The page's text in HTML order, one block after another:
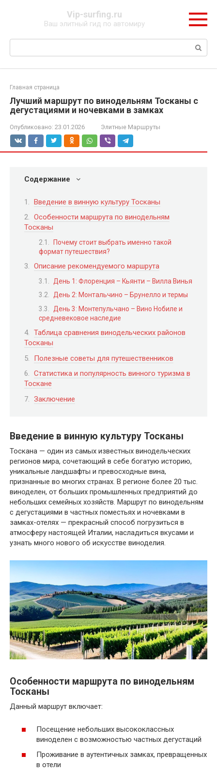
Vip-surfing.ru
Ваш элитный гид по автомиру
Поиск:
Главная страница
Лучший маршрут по винодельням Тосканы с
дегустациями и ночевками в замках
Опубликовано: 23.01.2026 Элитные Маршруты
Содержание
Введение в винную культуру Тосканы
Особенности маршрута по винодельням
Тосканы
Почему стоит выбрать именно такой
формат путешествия?
Описание рекомендуемого маршрута
День 1: Флоренция – Кьянти – Вилла Винья
День 2: Монтальчино – Брунелло и термы
День 3: Монтепульчано – Вино Нобиле и
средневековое наследие
Таблица сравнения винодельческих районов
Тосканы
Полезные советы для путешественников
Статистика и популярность винного туризма в
Тоскане
Заключение
Введение в винную культуру Тосканы
Тоскана — один из самых известных винодельческих
регионов мира, сочетающий в себе богатую историю,
уникальные ландшафты и превосходные вина,
признанные во многих странах. В регионе более 20 тыс.
виноделен, от больших промышленных предприятий до
небольших семейных хозяйств. Маршрут по винодельням
с дегустациями в частных поместьях и ночевками в
замках-отелях — прекрасный способ погрузиться в
атмосферу настоящей Италии, насладиться вкусами и
узнать много нового об искусстве виноделия.
Особенности маршрута по винодельням
Тосканы
Данный маршрут включает:
Посещение небольших высококлассных
виноделен с возможностью частных дегустаций
Проживание в аутентичных замках, превращенных
в отели